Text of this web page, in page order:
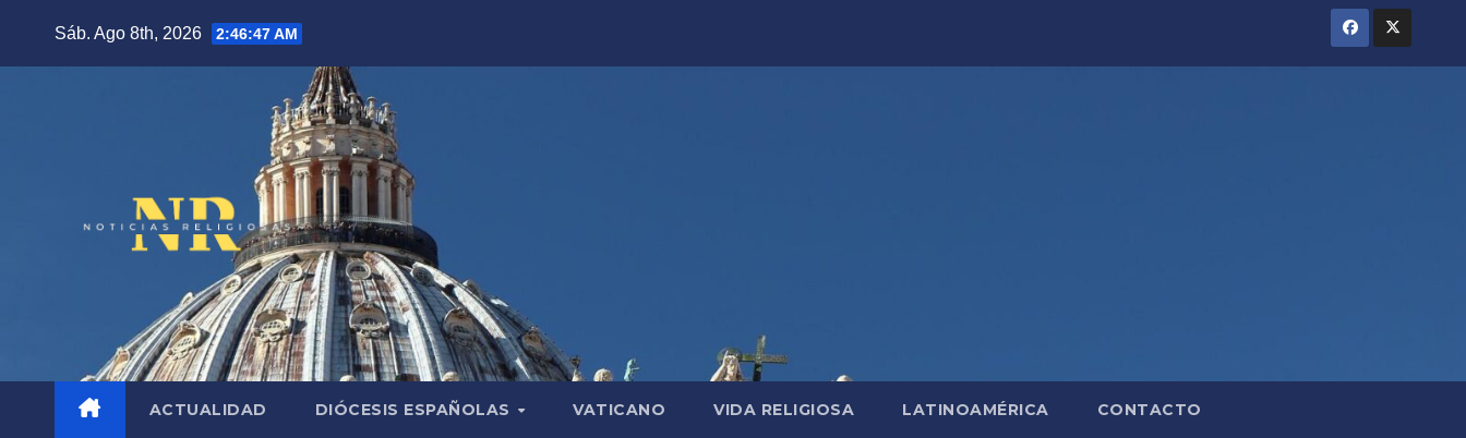
Sáb. Ago 8th, 2026 2:46:48 AM
ACTUALIDAD DIÓCESIS ESPAÑOLAS VATICANO VIDA RELIGIOSA LATINOAMÉRICA CONTACTO